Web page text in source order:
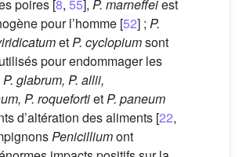
poires [8, 55], P. marneffeiest
pour l’homme [52] ; P.
etP. cyclopiumsont
pour endommager les
P. glabrum, P. allii,
P. roquefortietP. paneum
d’altération des aliments [22,
Penicilliumont